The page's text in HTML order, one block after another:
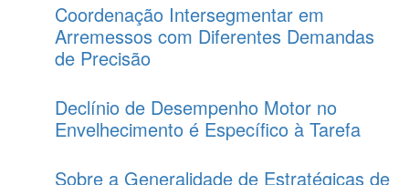
Coordenação Intersegmentar em
Arremessos com Diferentes Demandas
de Precisão
Declínio de Desempenho Motor no
Envelhecimento é Específico à Tarefa
Sobre a Generalidade de Estratégicas de